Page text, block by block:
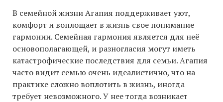
В семейной жизни Агапия поддерживает уют,
комфорт и воплощает в жизнь свое понимание
гармонии. Семейная гармония является для неё
основополагающей, и разногласия могут иметь
катастрофические последствия для семьи. Агапия
часто видит семью очень идеалистично, что на
практике сложно воплотить в жизнь, иногда
требует невозможного. У нее тогда возникает